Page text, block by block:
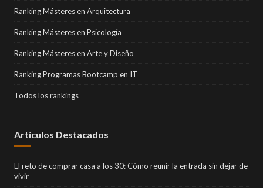
Ranking Másteres en Arquitectura
Ranking Másteres en Psicología
Ranking Másteres en Arte y Diseño
Ranking Programas Bootcamp en IT
Todos los rankings
Artículos Destacados
El reto de comprar casa a los 30: Cómo reunir la entrada sin dejar de
vivir